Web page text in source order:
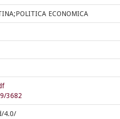
ECONOMICA
3682
4.0/